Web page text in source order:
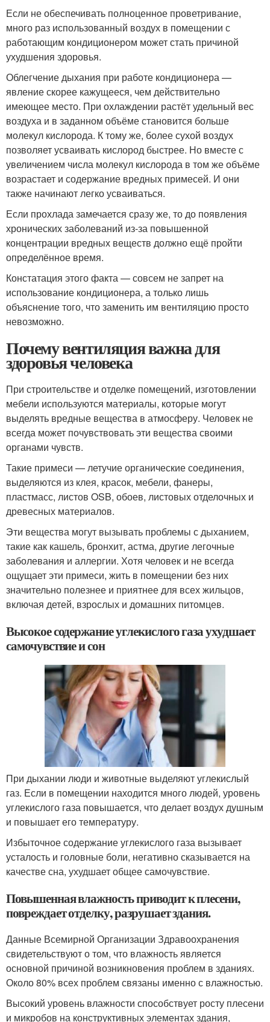
Если не обеспечивать полноценное проветривание,
много раз использованный воздух в помещении с
работающим кондиционером может стать причиной
ухудшения здоровья.
Облегчение дыхания при работе кондиционера —
явление скорее кажущееся, чем действительно
имеющее место. При охлаждении растёт удельный вес
воздуха и в заданном объёме становится больше
молекул кислорода. К тому же, более сухой воздух
позволяет усваивать кислород быстрее. Но вместе с
увеличением числа молекул кислорода в том же объёме
возрастает и содержание вредных примесей. И они
также начинают легко усваиваться.
Если прохлада замечается сразу же, то до появления
хронических заболеваний из-за повышенной
концентрации вредных веществ должно ещё пройти
определённое время.
Констатация этого факта — совсем не запрет на
использование кондиционера, а только лишь
объяснение того, что заменить им вентиляцию просто
невозможно.
Почему вентиляция важна для
здоровья человека
При строительстве и отделке помещений, изготовлении
мебели используются материалы, которые могут
выделять вредные вещества в атмосферу. Человек не
всегда может почувствовать эти вещества своими
органами чувств.
Такие примеси — летучие органические соединения,
выделяются из клея, красок, мебели, фанеры,
пластмасс, листов OSB, обоев, листовых отделочных и
древесных материалов.
Эти вещества могут вызывать проблемы с дыханием,
такие как кашель, бронхит, астма, другие легочные
заболевания и аллергии. Хотя человек и не всегда
ощущает эти примеси, жить в помещении без них
значительно полезнее и приятнее для всех жильцов,
включая детей, взрослых и домашних питомцев.
Высокое содержание углекислого газа ухудшает
самочувствие и сон
При дыхании люди и животные выделяют углекислый
газ. Если в помещении находится много людей, уровень
углекислого газа повышается, что делает воздух душным
и повышает его температуру.
Избыточное содержание углекислого газа вызывает
усталость и головные боли, негативно сказывается на
качестве сна, ухудшает общее самочувствие.
Повышенная влажность приводит к плесени,
повреждает отделку, разрушает здания.
Данные Всемирной Организации Здравоохранения
свидетельствуют о том, что влажность является
основной причиной возникновения проблем в зданиях.
Около 80% всех проблем связаны именно с влажностью.
Высокий уровень влажности способствует росту плесени
и микробов на конструктивных элементах здания,